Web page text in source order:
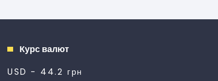
Курс валют
USD - 44.2 грн